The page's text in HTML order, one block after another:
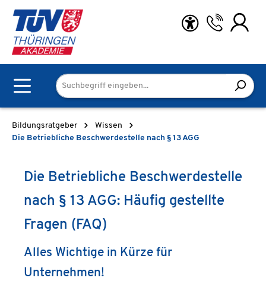
Zum Hauptinhalt springen
Bildungsratgeber
Wissen
Die Betriebliche Beschwerdestelle nach § 13 AGG
Die Betriebliche Beschwerdestelle
nach § 13 AGG: Häufig gestellte
Fragen (FAQ)
Alles Wichtige in Kürze für
Unternehmen!